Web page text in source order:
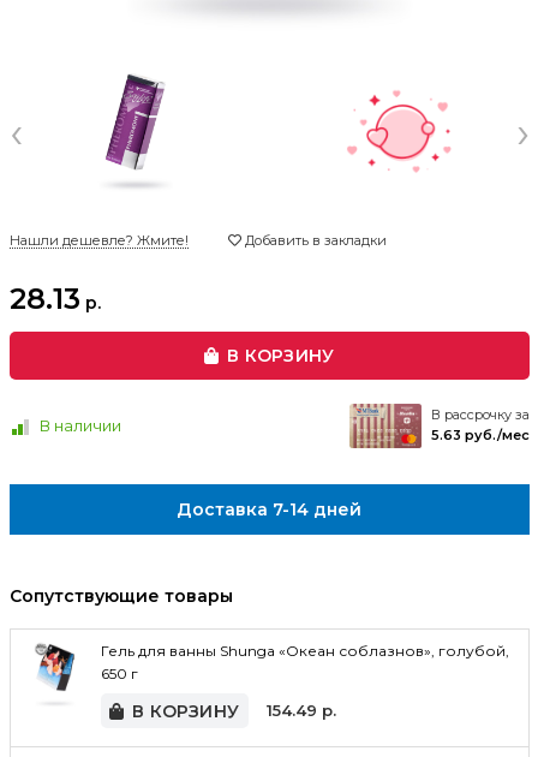
‹ ›
Нашли дешевле? Жмите! Добавить в закладки
28.13 р.
В КОРЗИНУ
В наличии
В рассрочку за
5.63 руб./мес
Доставка 7-14 дней
Сопутствующие товары
Гель для ванны Shunga «Океан соблазнов», голубой,
650 г
В КОРЗИНУ 154.49 р.